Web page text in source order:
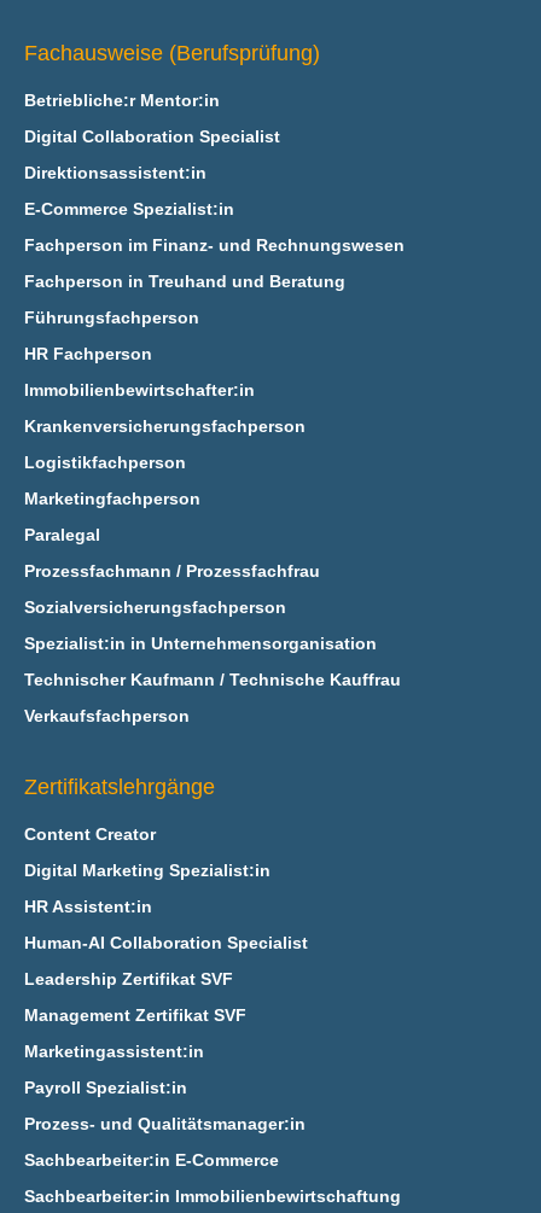
Fachausweise (Berufsprüfung)
Betriebliche:r Mentor:in
Digital Collaboration Specialist
Direktionsassistent:in
E‑Commerce Spezialist:in
Fachperson im Finanz- und Rechnungswesen
Fachperson in Treuhand und Beratung
Führungsfachperson
HR Fachperson
Immobilienbewirtschafter:in
Krankenversicherungsfachperson
Logistikfachperson
Marketingfachperson
Paralegal
Prozessfachmann / Prozessfachfrau
Sozialversicherungsfachperson
Spezialist:in in Unternehmensorganisation
Technischer Kaufmann / Technische Kauffrau
Verkaufsfachperson
Zertifikatslehrgänge
Content Creator
Digital Marketing Spezialist:in
HR Assistent:in
Human-AI Collaboration Specialist
Leadership Zertifikat SVF
Management Zertifikat SVF
Marketingassistent:in
Payroll Spezialist:in
Prozess- und Qualitätsmanager:in
Sachbearbeiter:in E‑Commerce
Sachbearbeiter:in Immobilienbewirtschaftung